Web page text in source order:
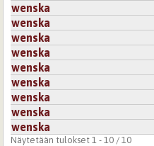
wenska
wenska
wenska
wenska
wenska
wenska
wenska
wenska
wenska
Näytetään tulokset 1 - 10 / 10